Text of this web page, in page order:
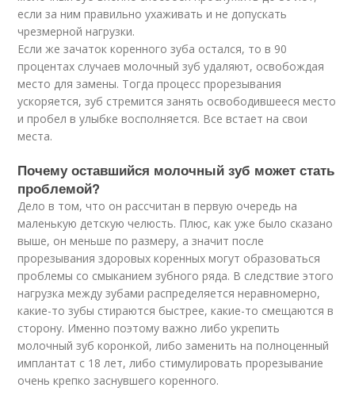
если за ним правильно ухаживать и не допускать
чрезмерной нагрузки.
Если же зачаток коренного зуба остался, то в 90
процентах случаев молочный зуб удаляют, освобождая
место для замены. Тогда процесс прорезывания
ускоряется, зуб стремится занять освободившееся место
и пробел в улыбке восполняется. Все встает на свои
места.
Почему оставшийся молочный зуб может стать
проблемой?
Дело в том, что он рассчитан в первую очередь на
маленькую детскую челюсть. Плюс, как уже было сказано
выше, он меньше по размеру, а значит после
прорезывания здоровых коренных могут образоваться
проблемы со смыканием зубного ряда. В следствие этого
нагрузка между зубами распределяется неравномерно,
какие-то зубы стираются быстрее, какие-то смещаются в
сторону. Именно поэтому важно либо укрепить
молочный зуб коронкой, либо заменить на полноценный
имплантат с 18 лет, либо стимулировать прорезывание
очень крепко заснувшего коренного.